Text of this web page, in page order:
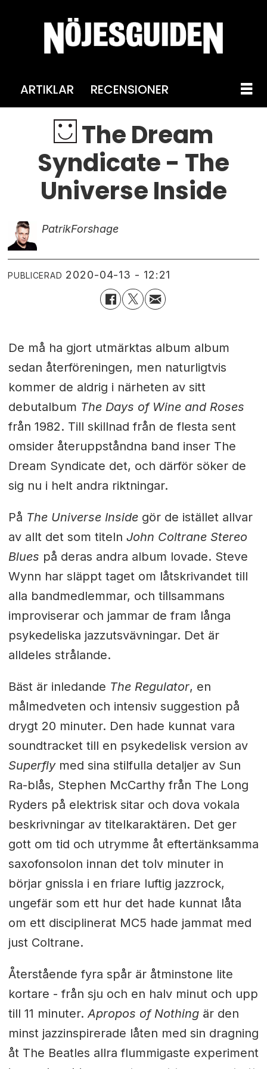
ARTIKLAR RECENSIONER
The Dream
Syndicate - The
Universe Inside
PatrikForshage
PUBLICERAD 2020-04-13 - 12:21
De må ha gjort utmärktas album album
sedan återföreningen, men naturligtvis
kommer de aldrig i närheten av sitt
debutalbum The Days of Wine and Roses
från 1982. Till skillnad från de flesta sent
omsider återuppståndna band inser The
Dream Syndicate det, och därför söker de
sig nu i helt andra riktningar.
På The Universe Insidegör de istället allvar
av allt det som titeln John Coltrane Stereo
Blues på deras andra album lovade. Steve
Wynn har släppt taget om låtskrivandet till
alla bandmedlemmar, och tillsammans
improviserar och jammar de fram långa
psykedeliska jazzutsvävningar. Det är
alldeles strålande.
Bäst är inledande The Regulator, en
målmedveten och intensiv suggestion på
drygt 20 minuter. Den hade kunnat vara
soundtracket till en psykedelisk version av
Superflymed sina stilfulla detaljer av Sun
Ra-blås, Stephen McCarthy från The Long
Ryders på elektrisk sitar och dova vokala
beskrivningar av titelkaraktären. Det ger
gott om tid och utrymme åt eftertänksamma
saxofonsolon innan det tolv minuter in
börjar gnissla i en friare luftig jazzrock,
ungefär som ett hur det hade kunnat låta
om ett disciplinerat MC5 hade jammat med
just Coltrane.
Återstående fyra spår är åtminstone lite
kortare - från sju och en halv minut och upp
till 11 minuter. Apropos of Nothingär den
minst jazzinspirerade låten med sin dragning
åt The Beatles allra flummigaste experiment